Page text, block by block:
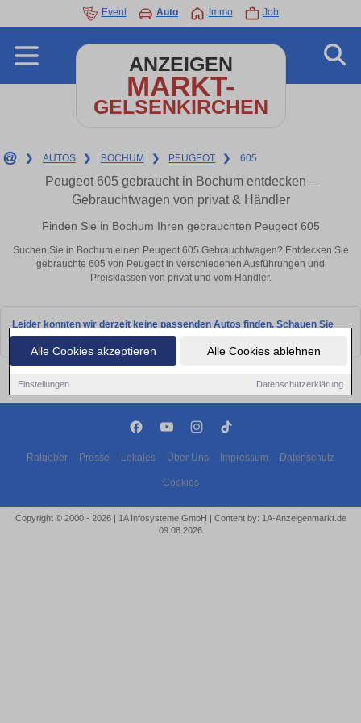
Alle Cookies akzeptieren Alle Cookies ablehnen
Einstellungen Datenschutzerklärung
Event Auto Immo Job
ANZEIGEN
MARKT-
GELSENKIRCHEN
❯ AUTOS ❯ BOCHUM ❯ PEUGEOT ❯ 605
Peugeot 605 gebraucht in Bochum entdecken –
Gebrauchtwagen von privat & Händler
Finden Sie in Bochum Ihren gebrauchten Peugeot 605
Suchen Sie in Bochum einen Peugeot 605 Gebrauchtwagen? Entdecken Sie
gebrauchte 605 von Peugeot in verschiedenen Ausführungen und
Preisklassen von privat und vom Händler.
Leider konnten wir derzeit keine passenden Autos finden. Schauen Sie
bald wieder vorbei!
Ratgeber Presse Lokales Über Uns Impressum Datenschutz
Cookies
Copyright © 2000 - 2026 | 1A Infosysteme GmbH | Content by: 1A-Anzeigenmarkt.de
09.08.2026